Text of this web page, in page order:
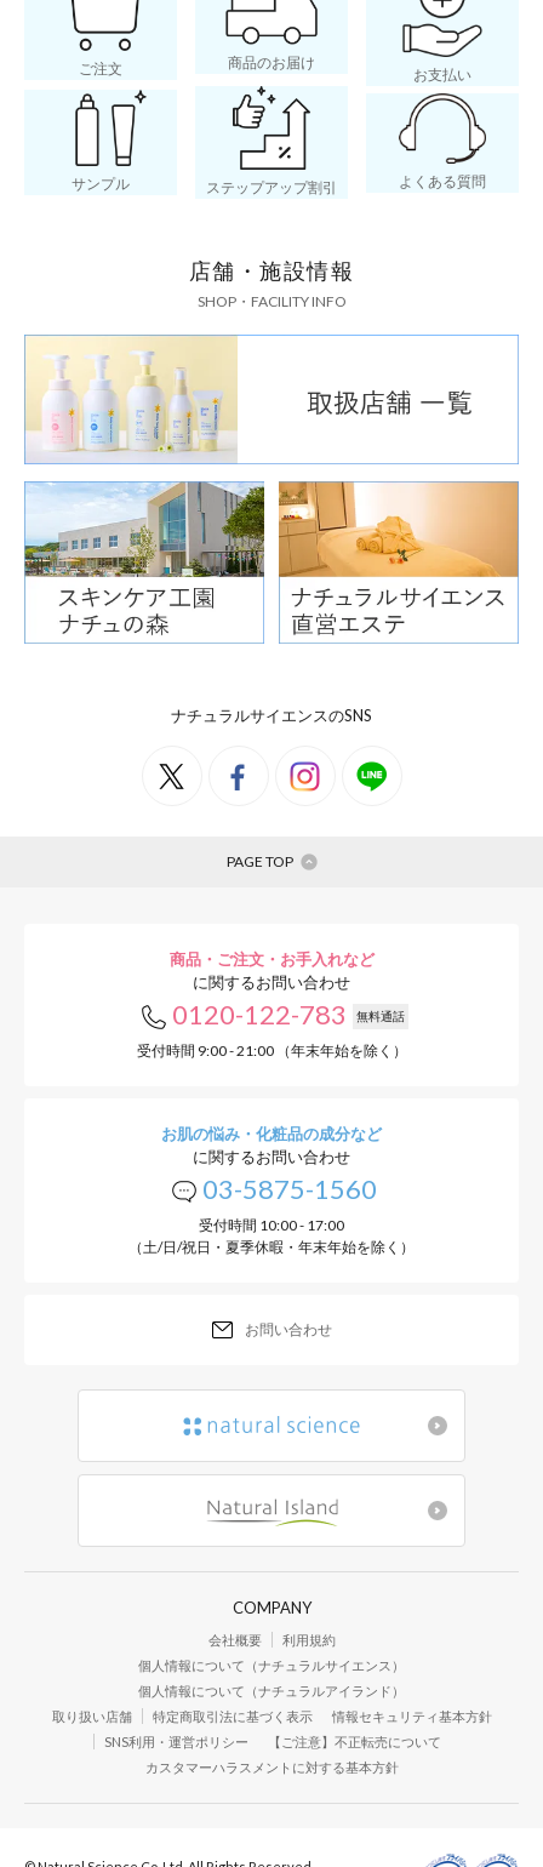
ご注文 商品のお届け
お支払い
サンプル ステップアップ割引 よくある質問
店舗・施設情報
SHOP・FACILITY INFO
ナチュラルサイエンスのSNS
PAGE TOP
商品・ご注文・お手入れなど
に関するお問い合わせ
0120-122-783 無料通話
受付時間 9:00 - 21:00 （年末年始を除く）
お肌の悩み・化粧品の成分など
に関するお問い合わせ
03-5875-1560
受付時間 10:00 - 17:00
（土/日/祝日・夏季休暇・年末年始を除く）
お問い合わせ
COMPANY
会社概要
利用規約
個人情報について（ナチュラルサイエンス）
個人情報について（ナチュラルアイランド）
取り扱い店舗
特定商取引法に基づく表示
情報セキュリティ基本方針
SNS利用・運営ポリシー
【ご注意】不正転売について
カスタマーハラスメントに対する基本方針